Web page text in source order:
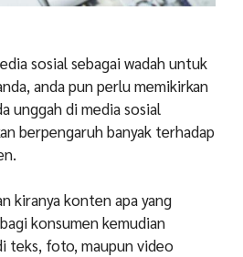
sosial sebagai wadah untuk
anda pun perlu memikirkan
unggah di media sosial
berpengaruh banyak terhadap
kiranya konten apa yang
konsumen kemudian
teks, foto, maupun video